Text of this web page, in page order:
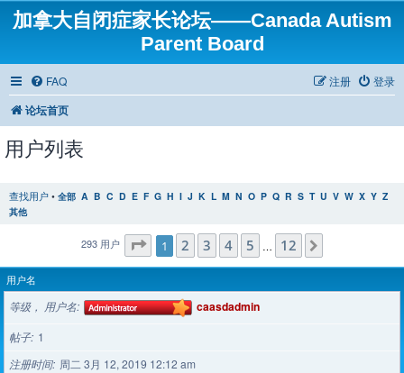
加拿大自闭症家长论坛——Canada Autism
Parent Board
FAQ 登录
注册
论坛首页
用户列表
查找用户• 全部 A B C D E F G H I J K L M N O P Q R S T U V W X Y Z
其他
293 用户 分页： / 12
1 2 3 4 5 … 12
用户名
等级， 用户名 caasdadmin
帖子 1
注册时间 周二 3月 12, 2019 12:12 am